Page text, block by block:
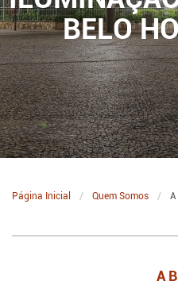
BELO
Página Inicial Quem Somos A
A